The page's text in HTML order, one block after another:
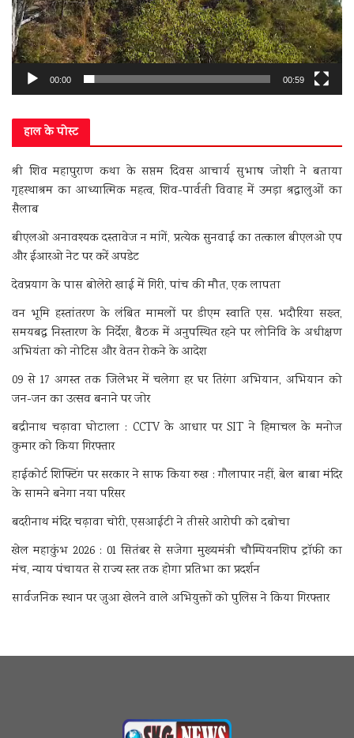
00:00 00:59
हाल के पोस्ट
श्री शिव महापुराण कथा के सप्तम दिवस आचार्य सुभाष जोशी ने बताया
गृहस्थाश्रम का आध्यात्मिक महत्व, शिव-पार्वती विवाह में उमड़ा श्रद्धालुओं का
सैलाब
बीएलओ अनावश्यक दस्तावेज न मांगें, प्रत्येक सुनवाई का तत्काल बीएलओ एप
और ईआरओ नेट पर करें अपडेट
देवप्रयाग के पास बोलेरो खाई में गिरी, पांच की मौत, एक लापता
वन भूमि हस्तांतरण के लंबित मामलों पर डीएम स्वाति एस. भदौरिया सख्त,
समयबद्ध निस्तारण के निर्देश, बैठक में अनुपस्थित रहने पर लोनिवि के अधीक्षण
अभियंता को नोटिस और वेतन रोकने के आदेश
09 से 17 अगस्त तक जिलेभर में चलेगा हर घर तिरंगा अभियान, अभियान को
जन-जन का उत्सव बनाने पर जोर
बद्रीनाथ चढ़ावा घोटाला : CCTV के आधार पर SIT ने हिमाचल के मनोज
कुमार को किया गिरफ्तार
हाईकोर्ट शिफ्टिंग पर सरकार ने साफ किया रुख : गौलापार नहीं, बेल बाबा मंदिर
के सामने बनेगा नया परिसर
बदरीनाथ मंदिर चढ़ावा चोरी, एसआईटी ने तीसरे आरोपी को दबोचा
खेल महाकुंभ 2026 : 01 सितंबर से सजेगा मुख्यमंत्री चौम्पियनशिप ट्रॉफी का
मंच, न्याय पंचायत से राज्य स्तर तक होगा प्रतिभा का प्रदर्शन
सार्वजनिक स्थान पर जुआ खेलने वाले अभियुक्तों को पुलिस ने किया गिरफ्तार